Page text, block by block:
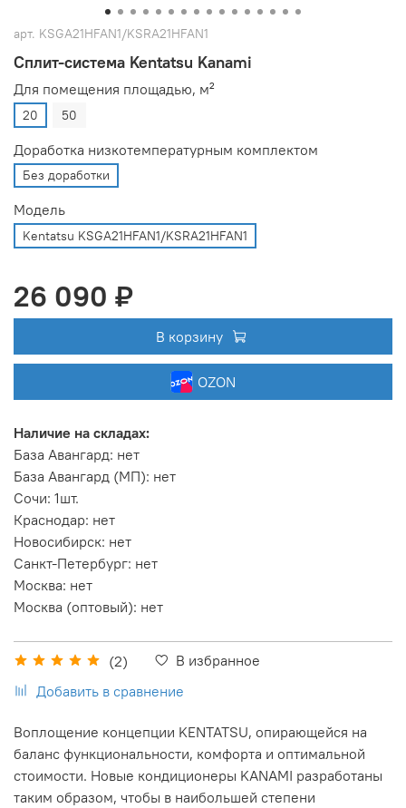
арт. KSGA21HFAN1/KSRA21HFAN1
Сплит-система Kentatsu Kanami
(2)
В избранное
Добавить в сравнение
Для помещения площадью, м²
20 50
Доработка низкотемпературным комплектом
Без доработки
Модель
Kentatsu KSGA21HFAN1/KSRA21HFAN1
26 090 ₽
В корзину
OZON
Наличие на складах:
База Авангард: нет
База Авангард (МП): нет
Сочи: 1шт.
Краснодар: нет
Новосибирск: нет
Санкт-Петербург: нет
Москва: нет
Москва (оптовый): нет
Воплощение концепции KENTATSU, опирающейся на
баланс функциональности, комфорта и оптимальной
стоимости. Новые кондиционеры KANAMI разработаны
таким образом, чтобы в наибольшей степени